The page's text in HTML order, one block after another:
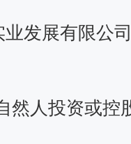
发展有限公
然人投资或控